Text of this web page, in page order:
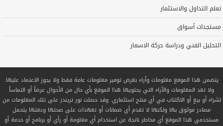
تعلم التداول والاستثمار
مستجدات أسواق
التحليل الفني ودراسة حركة الاسعار
يتضمن هذا الموقع معلومات وآراء بغرض توفير معلومات عامة فقط ولا يجوز الاعتماد عليها.
ولا تعد المعلومات والآراء التي يحتويها هذا الموقع بأي حال من الأحوال عرضاً أو التماساً
لشراء أو بيع أو الاكتتاب في أي منتج استثماري. وقد حصلت نور تريندز على تلك المعلومات من
مصادر موثوق بها ولكنها لا تقدم أي ضمانات أو تعهدات على صحتها ودقتها يتحمل
مستخدمي هذا الموقع أي مخاطر ناتجة عن استخدام أي معلومة أو رأي أو برنامج أو خدمة أو